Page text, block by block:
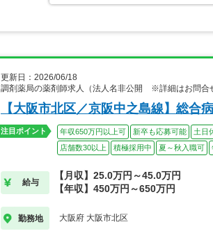
更新日：2026/06/18
調剤薬局の薬剤師求人（法人名非公開 ※詳細はお問合
【大阪市北区／京阪中之島線】総合
注目ポイント 年収650万円以上可 新卒も応募可能 土日
店舗数30以上
積極採用中 夏～秋入職可
給与
【月収】25.0万円～45.0万円
【年収】450万円～650万円
勤務地 大阪府 大阪市北区